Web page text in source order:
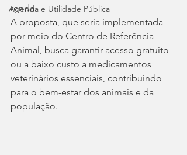
Agenda e Utilidade Pública
renda.
A proposta, que seria implementada
por meio do Centro de Referência
Animal, busca garantir acesso gratuito
ou a baixo custo a medicamentos
veterinários essenciais, contribuindo
para o bem-estar dos animais e da
população.